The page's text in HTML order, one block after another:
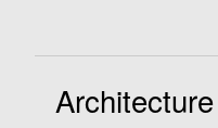
Architecture